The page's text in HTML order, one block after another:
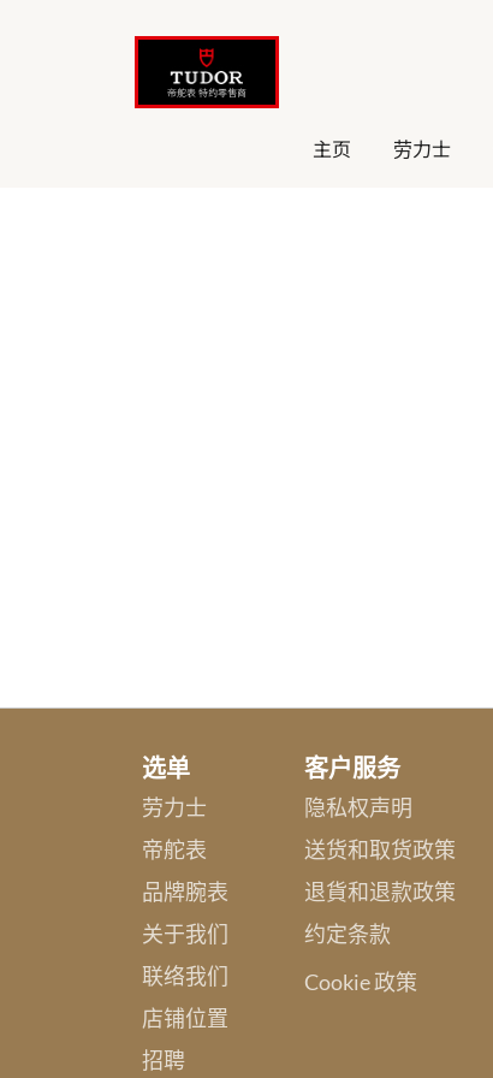
主页 劳力士
选单
劳力士
帝舵表
品牌腕表
关于我们
联络我们
店铺位置
招聘
客户服务
隐私权声明
送货和取货政策
退貨和退款政策
约定条款
Cookie 政策